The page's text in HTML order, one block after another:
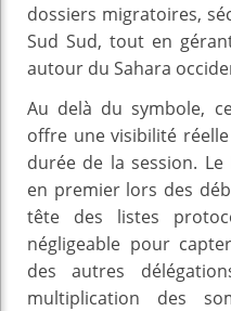
dossiers migratoires,
Sud Sud, tout en
autour du Sahara
Au delà du symbole,
offre une visibilité
durée de la session.
en premier lors des
tête des listes
négligeable pour
des autres
multiplication des